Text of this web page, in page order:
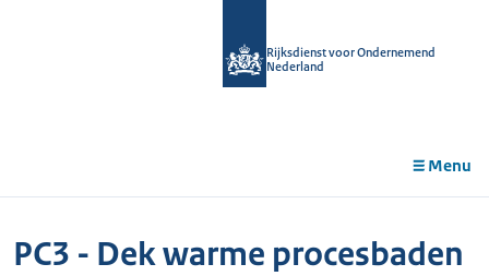
Rijksdienst voor Ondernemend
Nederland
Menu
PC3 - Dek warme procesbaden